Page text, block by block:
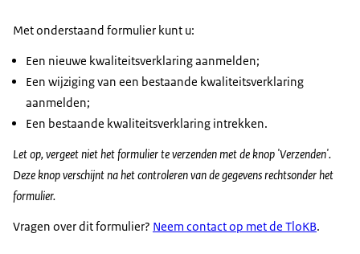
Met onderstaand formulier kunt u:
Een nieuwe kwaliteitsverklaring aanmelden;
Een wijziging van een bestaande kwaliteitsverklaring
aanmelden;
Een bestaande kwaliteitsverklaring intrekken.
Let op, vergeet niet het formulier te verzenden met de knop 'Verzenden'.
Deze knop verschijnt na het controleren van de gegevens rechtsonder het
formulier.
Vragen over dit formulier? Neem contact op met de TloKB.